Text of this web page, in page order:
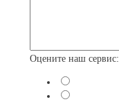
Оцените наш сервис: